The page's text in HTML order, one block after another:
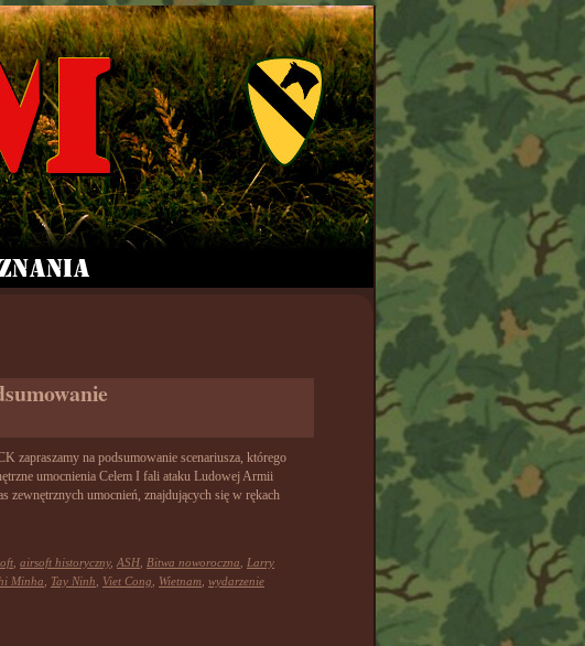
zapraszamy na podsumowanie scenariusza, którego
umocnienia Celem I fali ataku Ludowej Armii
zewnętrznych umocnień, znajdujących się w rękach
airsoft historyczny, ASH Bitwa noworoczna
Larry
Minha Tay Ninh Viet Cong Wietnam wydarzenie